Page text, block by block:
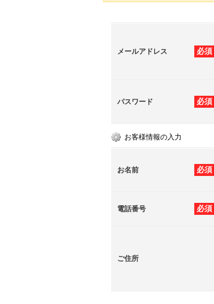
必須
メールアドレス
必須
パスワード
お客様情報の入力
必須
お名前
必須
電話番号
ご住所